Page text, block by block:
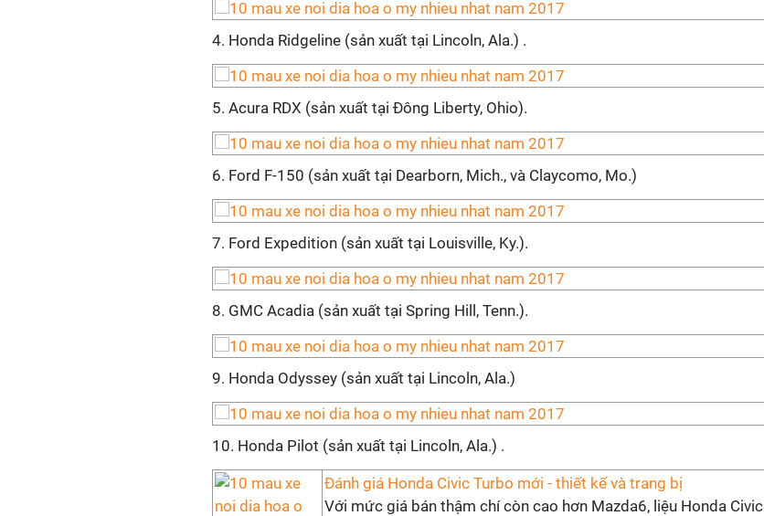
4. Honda Ridgeline (sản xuất tại Lincoln, Ala.) .
5. Acura RDX (sản xuất tại Đông Liberty, Ohio).
6. Ford F-150 (sản xuất tại Dearborn, Mich., và Claycomo, Mo.)
7. Ford Expedition (sản xuất tại Louisville, Ky.).
8. GMC Acadia (sản xuất tại Spring Hill, Tenn.).
9. Honda Odyssey (sản xuất tại Lincoln, Ala.)
10. Honda Pilot (sản xuất tại Lincoln, Ala.) .
Đánh giá Honda Civic Turbo mới - thiết kế và trang bị
Với mức giá bán thậm chí còn cao hơn Mazda6, liệu Honda Civic